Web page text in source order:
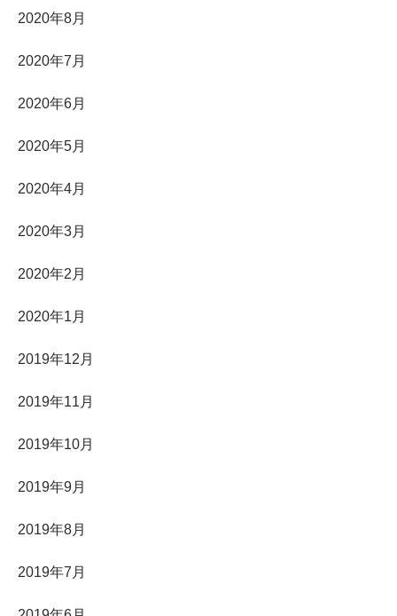
2020年8月
2020年7月
2020年6月
2020年5月
2020年4月
2020年3月
2020年2月
2020年1月
2019年12月
2019年11月
2019年10月
2019年9月
2019年8月
2019年7月